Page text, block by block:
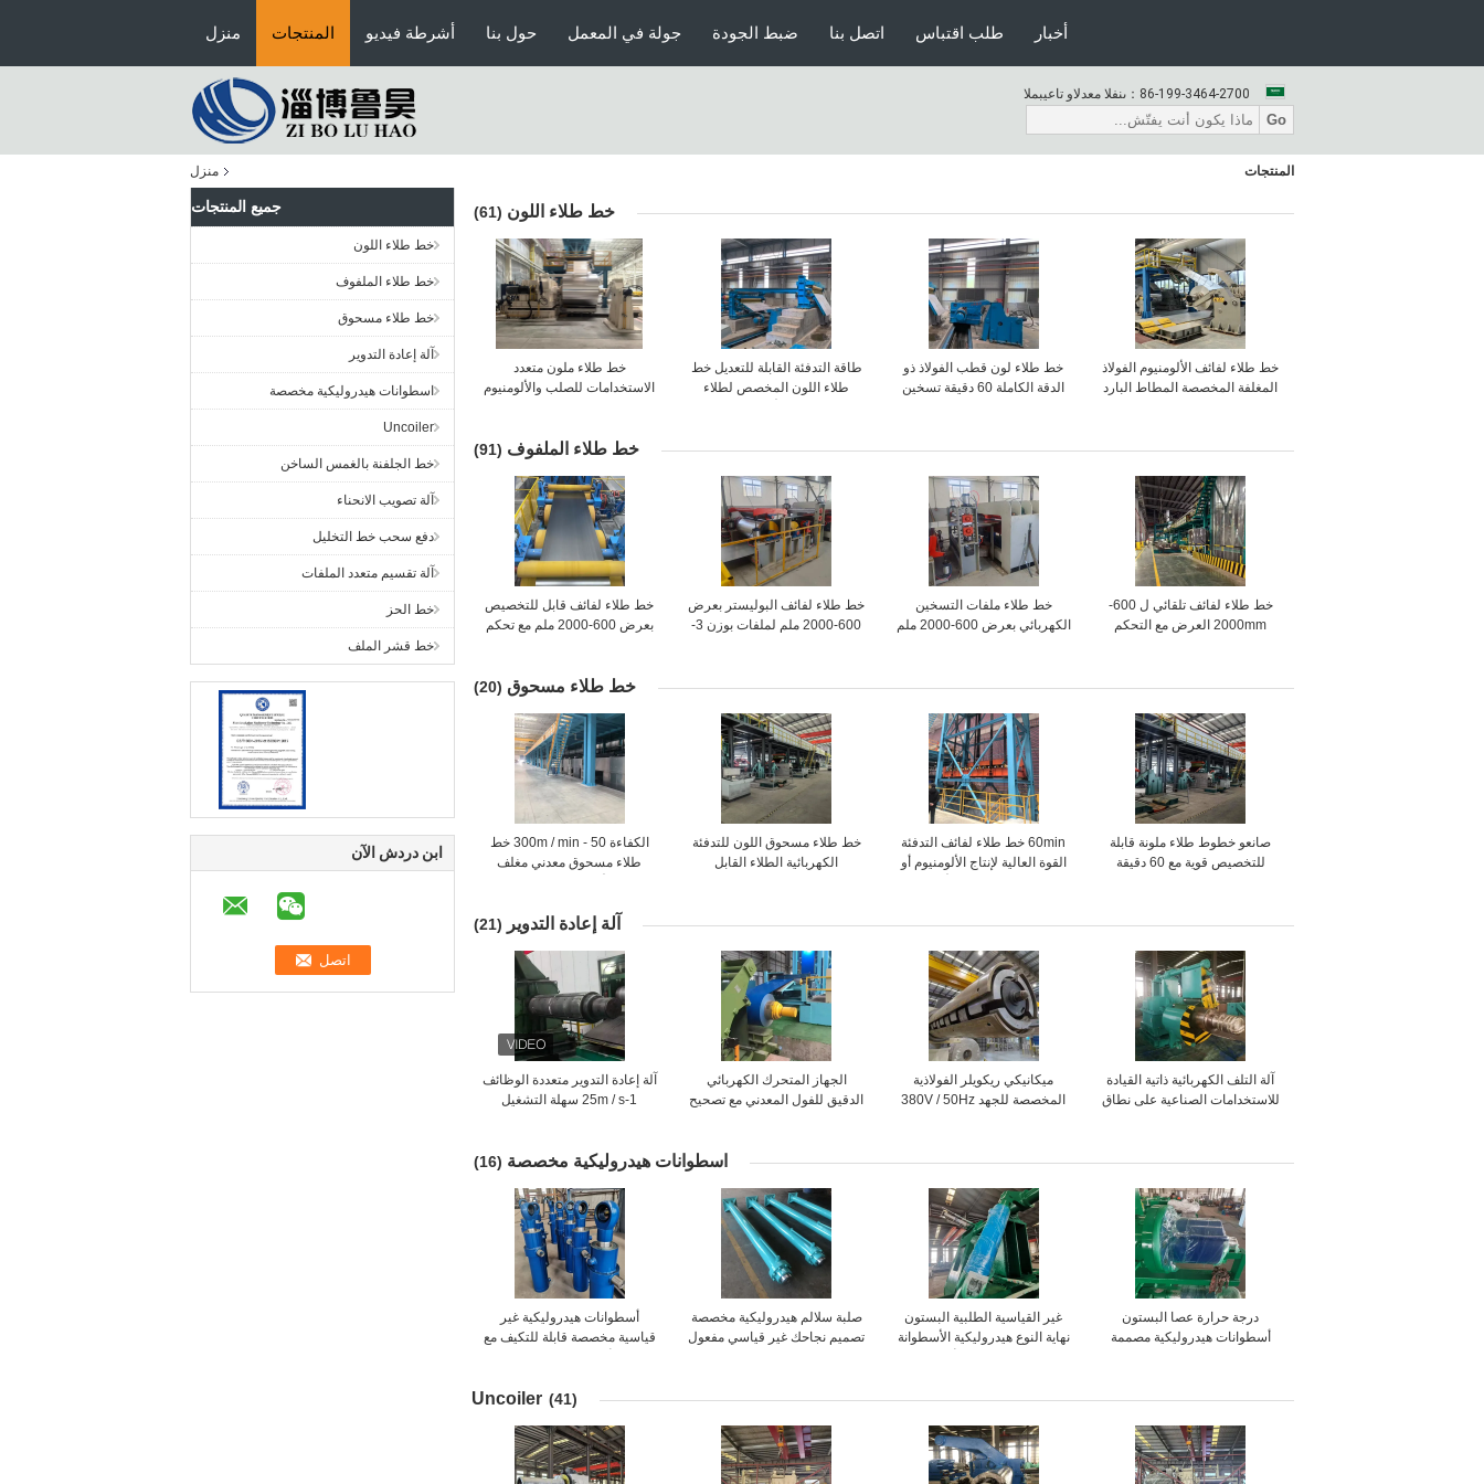
منزل المنتجات أشرطة فيديو حول بنا جولة في المعمل ضبط الجودة اتصل بنا طلب اقتباس أخبار
المبيعات والدعم الفنى： 86-199-3464-2700
Go
منزل المنتجات
جميع المنتجات
خط طلاء اللون
خط طلاء الملفوف
خط طلاء مسحوق
آلة إعادة التدوير
اسطوانات هيدروليكية مخصصة
Uncoiler
خط الجلفنة بالغمس الساخن
آلة تصويب الانحناء
دفع سحب خط التخليل
آلة تقسيم متعدد الملفات
خط الحز
خط قشر الملف
ابن دردش الآن
خط طلاء اللون (61)
خط طلاء ملون متعدد
الاستخدامات للصلب والألومنيوم
طاقة التدفئة القابلة للتعديل خط
طلاء اللون المخصص لطلاء
خط طلاء لون قطب الفولاذ ذو
الدقة الكاملة 60 دقيقة تسخين
خط طلاء لفائف الألومنيوم الفولاذ
المغلفة المخصصة المطاط البارد
خط طلاء الملفوف (91)
خط طلاء لفائف قابل للتخصيص
بعرض 600-2000 ملم مع تحكم
خط طلاء لفائف البوليستر بعرض
600-2000 ملم لملفات بوزن 3-
خط طلاء ملفات التسخين
الكهربائي بعرض 600-2000 ملم
خط طلاء لفائف تلقائي ل 600-
2000mm العرض مع التحكم
خط طلاء مسحوق (20)
الكفاءة 50 - 300m / min خط
طلاء مسحوق معدني مغلف
خط طلاء مسحوق اللون للتدفئة
الكهربائية الطلاء القابل
60min خط طلاء لفائف التدفئة
القوة العالية لإنتاج الألومنيوم أو
صانعو خطوط طلاء ملونة قابلة
للتخصيص قوية مع 60 دقيقة
آلة إعادة التدوير (21)
آلة إعادة التدوير متعددة الوظائف
1-25m / s سهلة التشغيل
الجهاز المتحرك الكهربائي
الدقيق للفول المعدني مع تصحيح
ميكانيكي ريكويلر الفولاذية
المخصصة للجهد 380V / 50Hz
آلة التلف الكهربائية ذاتية القيادة
للاستخدامات الصناعية على نطاق
اسطوانات هيدروليكية مخصصة (16)
أسطوانات هيدروليكية غير
قياسية مخصصة قابلة للتكيف مع
صلبة سلالم هيدروليكية مخصصة
تصميم نجاحك غير قياسي مفعول
غير القياسية الطلبية البستون
نهاية النوع هيدروليكية الأسطوانة
درجة حرارة عصا البستون
أسطوانات هيدروليكية مصممة
Uncoiler (41)